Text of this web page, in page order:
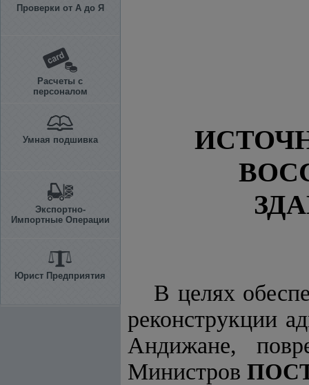
Проверки от А до Я
Расчеты с
персоналом
Умная подшивка
Экспортно-
Импортные Операции
Юрист Предприятия
В целях
реконструкции
Андижане,
Министров